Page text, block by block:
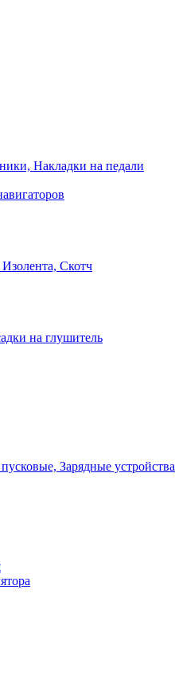
Накладки на педали
Скотч
на глушитель
Зарядные устройства